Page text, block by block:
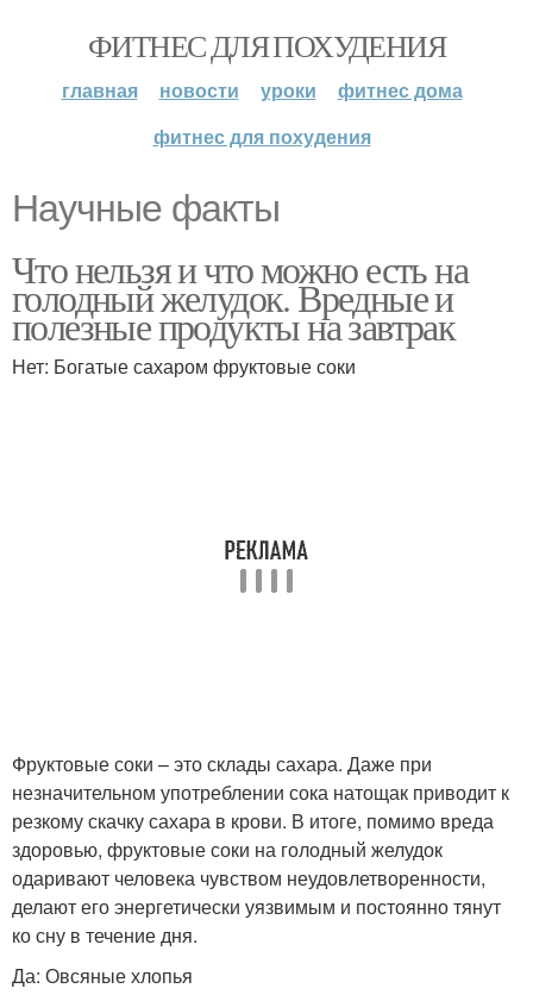
ФИТНЕС ДЛЯ ПОХУДЕНИЯ
главная новости уроки
фитнес дома
фитнес для похудения
Научные факты
Что нельзя и что можно есть на
голодный желудок. Вредные и
полезные продукты на завтрак
Нет: Богатые сахаром фруктовые соки
Фруктовые соки – это склады сахара. Даже при
незначительном употреблении сока натощак приводит к
резкому скачку сахара в крови. В итоге, помимо вреда
здоровью, фруктовые соки на голодный желудок
одаривают человека чувством неудовлетворенности,
делают его энергетически уязвимым и постоянно тянут
ко сну в течение дня.
Да: Овсяные хлопья